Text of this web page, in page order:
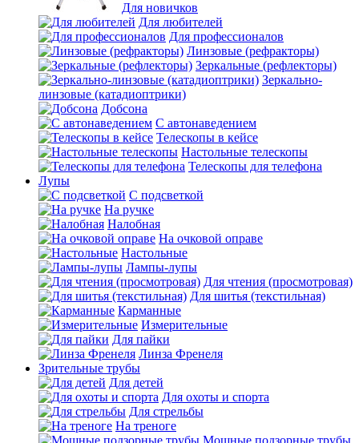
Для новичков
Для любителей
Для профессионалов
Линзовые (рефракторы)
Зеркальные (рефлекторы)
Зеркально-
линзовые (катадиоптрики)
Добсона
С автонаведением
Телескопы в кейсе
Настольные телескопы
Телескопы для телефона
Лупы
С подсветкой
На ручке
Налобная
На очковой оправе
Настольные
Лампы-лупы
Для чтения (просмотровая)
Для шитья (текстильная)
Карманные
Измерительные
Для пайки
Линза Френеля
Зрительные трубы
Для детей
Для охоты и спорта
Для стрельбы
На треноге
Мощные подзорные трубы